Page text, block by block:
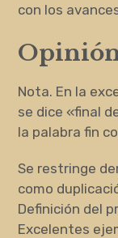
con los
Nota. En la
se dice «final
la palabra fin
Se restringe
como
Definición del
Excelentes